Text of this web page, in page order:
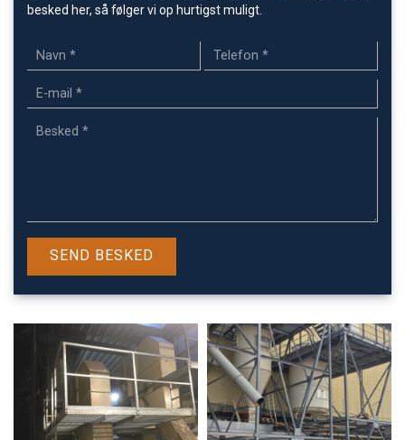
besked her, så følger vi op hurtigst muligt.